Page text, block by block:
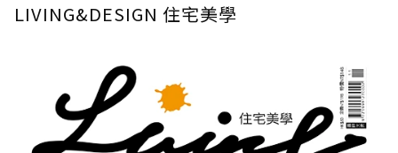
LIVING&DESIGN 住宅美學